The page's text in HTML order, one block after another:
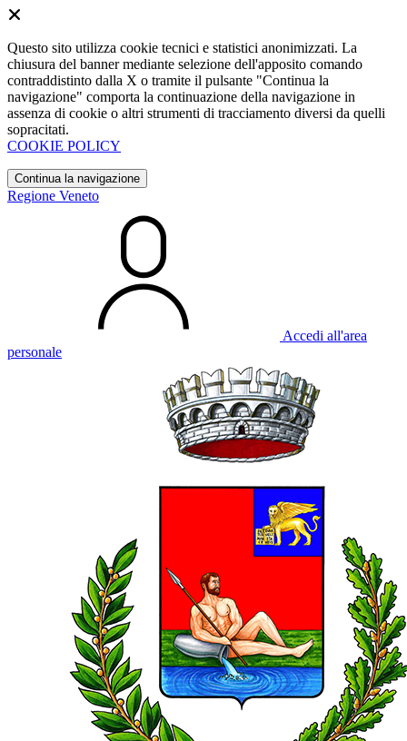
Questo sito utilizza cookie tecnici e statistici anonimizzati. La
chiusura del banner mediante selezione dell'apposito comando
contraddistinto dalla X o tramite il pulsante "Continua la
navigazione" comporta la continuazione della navigazione in
assenza di cookie o altri strumenti di tracciamento diversi da quelli
sopracitati.
COOKIE POLICY
Continua la navigazione
Regione Veneto
Accedi all'area
personale